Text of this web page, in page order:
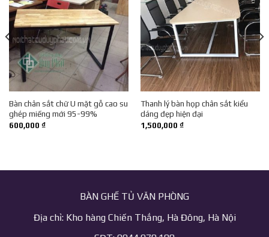
Bàn chân sắt chữ U mặt gỗ cao su
ghép miếng mới 95-99%
600,000 ₫
Thanh lý bàn họp chân sắt kiểu
dáng đẹp hiện đại
1,500,000 ₫
BÀN GHẾ TỦ VĂN PHÒNG
Địa chỉ: Kho hàng Chiến Thắng, Hà Đông, Hà Nội